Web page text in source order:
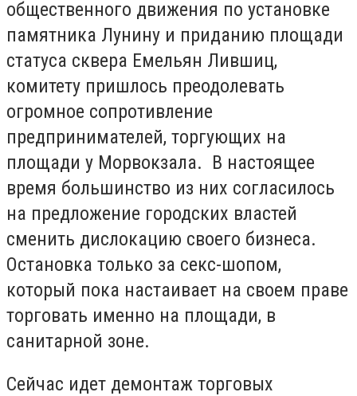
общественного движения по установке
памятника Лунину и приданию площади
статуса сквера Емельян Лившиц,
комитету пришлось преодолевать
огромное сопротивление
предпринимателей, торгующих на
площади у Морвокзала. В настоящее
время большинство из них согласилось
на предложение городских властей
сменить дислокацию своего бизнеса.
Остановка только за секс-шопом,
который пока настаивает на своем праве
торговать именно на площади, в
санитарной зоне.
Сейчас идет демонтаж торговых